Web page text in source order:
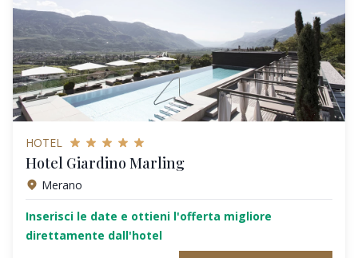
HOTEL
Hotel Giardino Marling
Merano
Inserisci le date e ottieni l'offerta migliore
direttamente dall'hotel